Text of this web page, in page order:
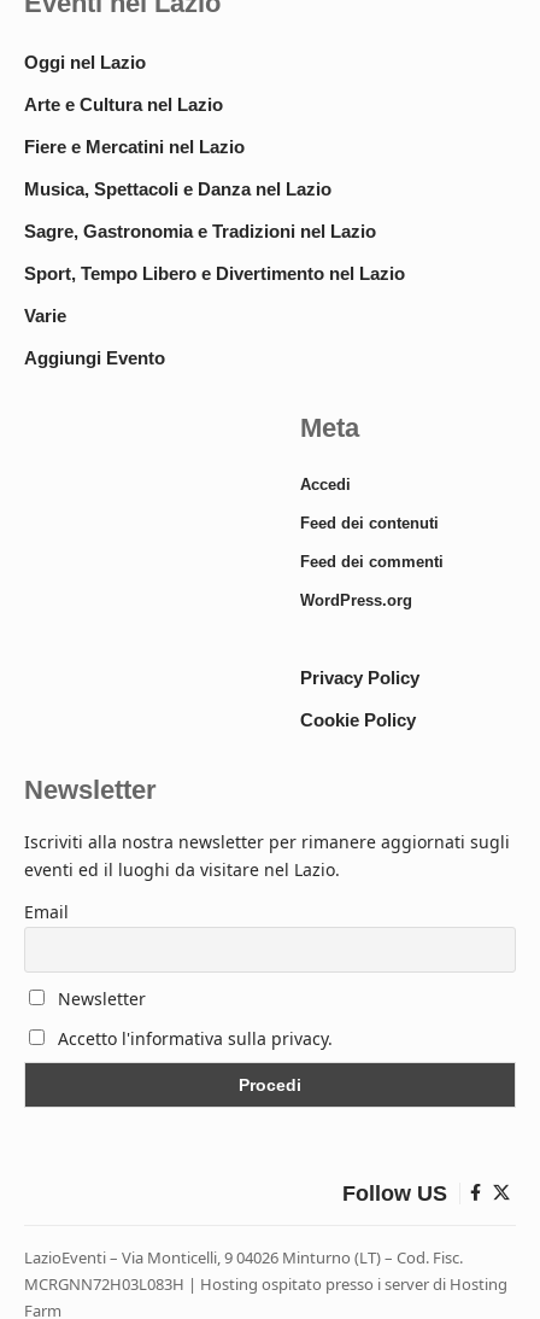
Oggi nel Lazio
Arte e Cultura nel Lazio
Fiere e Mercatini nel Lazio
Musica, Spettacoli e Danza nel Lazio
Sagre, Gastronomia e Tradizioni nel Lazio
Sport, Tempo Libero e Divertimento nel Lazio
Varie
Aggiungi Evento
Meta
Accedi
Feed dei contenuti
Feed dei commenti
WordPress.org
Privacy Policy
Cookie Policy
Newsletter
Iscriviti alla nostra newsletter per rimanere aggiornati sugli
eventi ed il luoghi da visitare nel Lazio.
Email
Newsletter
Accetto l'informativa sulla privacy.
Follow US
LazioEventi – Via Monticelli, 9 04026 Minturno (LT) – Cod. Fisc.
MCRGNN72H03L083H | Hosting ospitato presso i server di Hosting
Farm